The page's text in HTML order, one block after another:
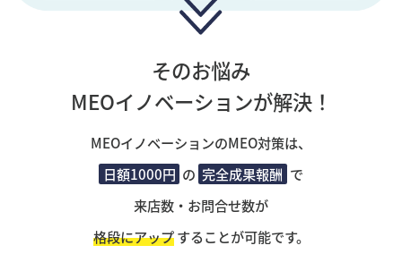
そのお悩み
MEOイノベーションが解決！
MEOイノベーションのMEO対策は、
日額1000円 の 完全成果報酬 で
来店数・お問合せ数が
格段にアップすることが可能です。